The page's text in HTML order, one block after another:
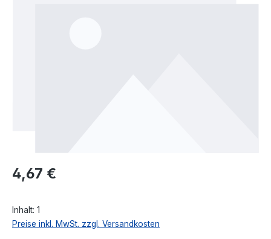
Regulärer Preis:
4,67 €
Inhalt: 1
Preise inkl. MwSt. zzgl. Versandkosten